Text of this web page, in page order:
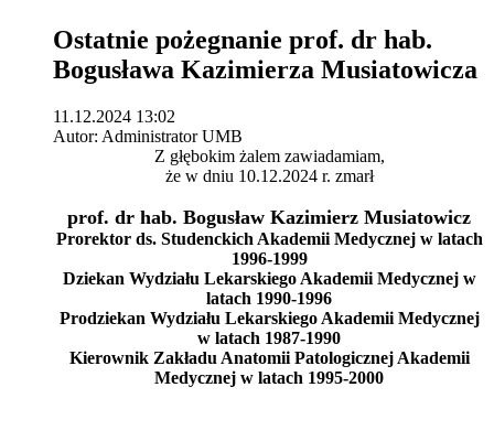
Ostatnie pożegnanie prof. dr hab.
Bogusława Kazimierza Musiatowicza
11.12.2024 13:02
Autor: Administrator UMB
Z głębokim żalem zawiadamiam,
że w dniu 10.12.2024 r. zmarł
prof. dr hab. Bogusław Kazimierz Musiatowicz
Prorektor ds. Studenckich Akademii Medycznej w latach
1996-1999
Dziekan Wydziału Lekarskiego Akademii Medycznej w
latach 1990-1996
Prodziekan Wydziału Lekarskiego Akademii Medycznej
w latach 1987-1990
Kierownik Zakładu Anatomii Patologicznej Akademii
Medycznej w latach 1995-2000